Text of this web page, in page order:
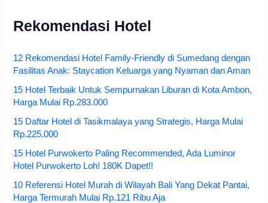
Rekomendasi Hotel
12 Rekomendasi Hotel Family-Friendly di Sumedang dengan
Fasilitas Anak: Staycation Keluarga yang Nyaman dan Aman
15 Hotel Terbaik Untuk Sempurnakan Liburan di Kota Ambon,
Harga Mulai Rp.283.000
15 Daftar Hotel di Tasikmalaya yang Strategis, Harga Mulai
Rp.225.000
15 Hotel Purwokerto Paling Recommended, Ada Luminor
Hotel Purwokerto Loh! 180K Dapet!!
10 Referensi Hotel Murah di Wilayah Bali Yang Dekat Pantai,
Harga Termurah Mulai Rp.121 Ribu Aja